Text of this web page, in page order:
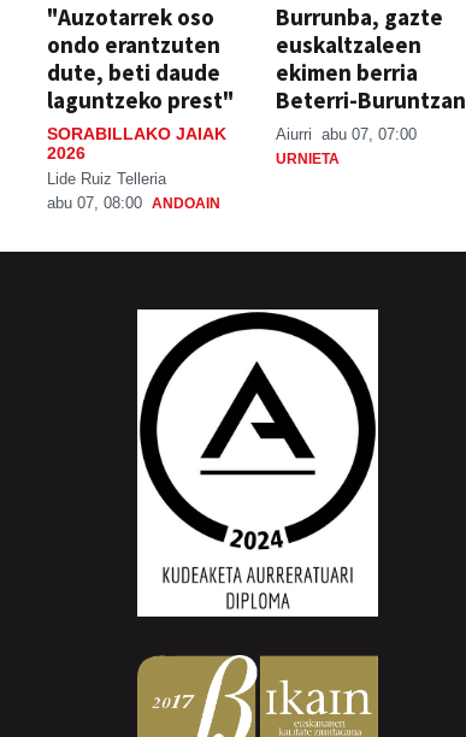
"Auzotarrek oso
ondo erantzuten
dute, beti daude
laguntzeko prest"
SORABILLAKO JAIAK
2026
Lide Ruiz Telleria
abu 07, 08:00 ANDOAIN
Burrunba, gazte
euskaltzaleen
ekimen berria
Beterri-Buruntzan
Aiurri abu 07, 07:00
URNIETA